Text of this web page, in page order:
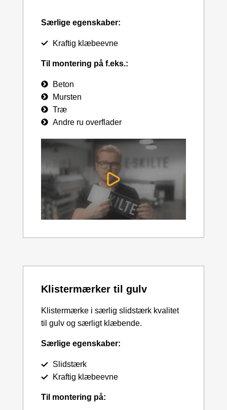
Særlige egenskaber:
Kraftig klæbeevne
Til montering på f.eks.:
Beton
Mursten
Træ
Andre ru overflader
Klistermærker til gulv
Klistermærke i særlig slidstærk kvalitet
til gulv og særligt klæbende.
Særlige egenskaber:
Slidstærk
Kraftig klæbeevne
Til montering på: